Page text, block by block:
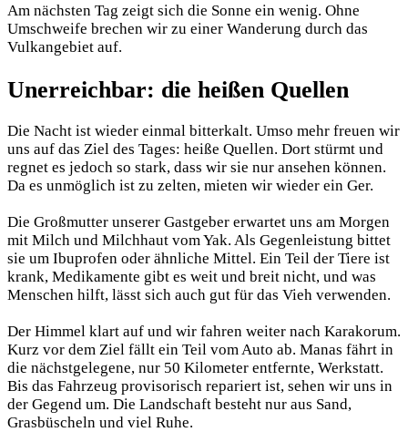
Am nächsten Tag zeigt sich die Sonne ein wenig. Ohne
Umschweife brechen wir zu einer Wanderung durch das
Vulkangebiet auf.
Unerreichbar: die heißen Quellen
Die Nacht ist wieder einmal bitterkalt. Umso mehr freuen wir
uns auf das Ziel des Tages: heiße Quellen. Dort stürmt und
regnet es jedoch so stark, dass wir sie nur ansehen können.
Da es unmöglich ist zu zelten, mieten wir wieder ein Ger.
Die Großmutter unserer Gastgeber erwartet uns am Morgen
mit Milch und Milchhaut vom Yak. Als Gegenleistung bittet
sie um Ibuprofen oder ähnliche Mittel. Ein Teil der Tiere ist
krank, Medikamente gibt es weit und breit nicht, und was
Menschen hilft, lässt sich auch gut für das Vieh verwenden.
Der Himmel klart auf und wir fahren weiter nach Karakorum.
Kurz vor dem Ziel fällt ein Teil vom Auto ab. Manas fährt in
die nächstgelegene, nur 50 Kilometer entfernte, Werkstatt.
Bis das Fahrzeug provisorisch repariert ist, sehen wir uns in
der Gegend um. Die Landschaft besteht nur aus Sand,
Grasbüscheln und viel Ruhe.